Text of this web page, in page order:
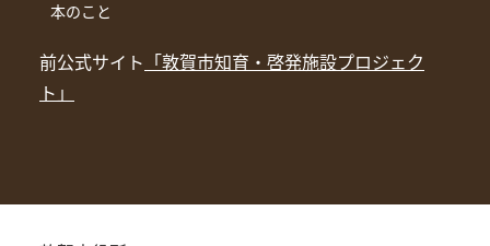
本のこと
前公式サイト 「敦賀市知育・啓発施設プロジェク
ト」